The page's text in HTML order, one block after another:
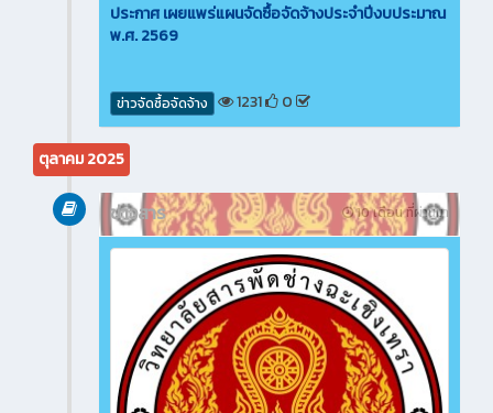
ประกาศ เผยแพร่แผนจัดซื้อจัดจ้างประจำปีงบประมาณ
พ.ศ. 2569
ข่าวจัดซื้อจัดจ้าง 1231 0
ตุลาคม 2025
10 เดือน ที่ผ่านมา
ข่าวสาร